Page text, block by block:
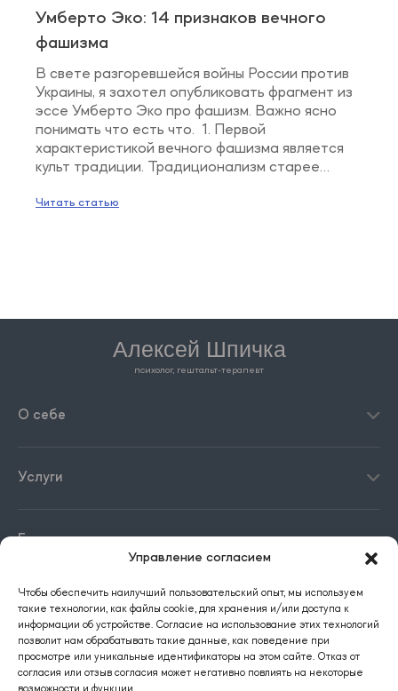
Управление согласием
Чтобы обеспечить наилучший пользовательский опыт, мы используем
такие технологии, как файлы cookie, для хранения и/или доступа к
информации об устройстве. Согласие на использование этих технологий
позволит нам обрабатывать такие данные, как поведение при
просмотре или уникальные идентификаторы на этом сайте. Отказ от
согласия или отзыв согласия может негативно повлиять на некоторые
Умберто Эко: 14 признаков вечного
фашизма
В свете разгоревшейся войны России против
Украины, я захотел опубликовать фрагмент из
эссе Умберто Эко про фашизм. Важно ясно
понимать что есть что. 1. Первой
характеристикой вечного фашизма является
культ традиции. Традиционализм старее
контрреволюционной католической мысли
Читать статью
Алексей Шпичка
психолог, гештальт-терапевт
О себе
Услуги
Блог